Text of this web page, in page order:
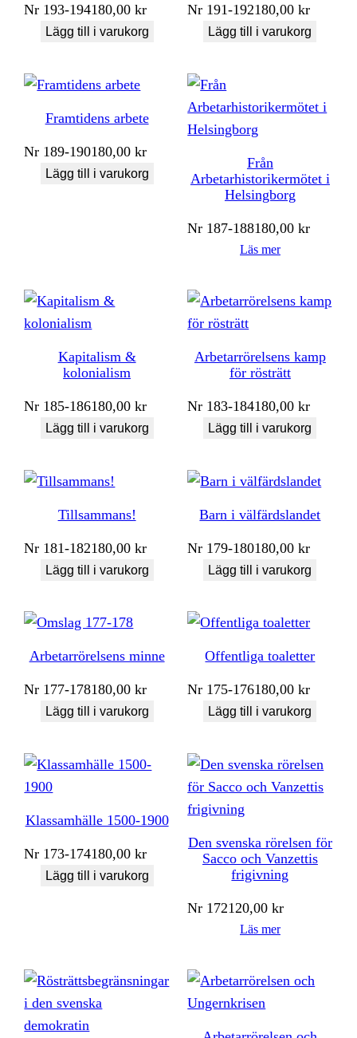
Nr 193-194180,00kr
Lägg till i varukorg
Nr 191-192180,00kr
Lägg till i varukorg
Framtidens arbete
Nr 189-190180,00kr
Lägg till i varukorg
Från
Arbetarhistorikermötet i
Helsingborg
Nr 187-188180,00kr
Läs mer
Kapitalism &
kolonialism
Nr 185-186180,00kr
Lägg till i varukorg
Arbetarrörelsens kamp
för rösträtt
Nr 183-184180,00kr
Lägg till i varukorg
Tillsammans!
Nr 181-182180,00kr
Lägg till i varukorg
Barn i välfärdslandet
Nr 179-180180,00kr
Lägg till i varukorg
Arbetarrörelsens minne
Nr 177-178180,00kr
Lägg till i varukorg
Offentliga toaletter
Nr 175-176180,00kr
Lägg till i varukorg
Klassamhälle 1500-1900
Nr 173-174180,00kr
Lägg till i varukorg
Den svenska rörelsen för
Sacco och Vanzettis
frigivning
Nr 172120,00kr
Läs mer